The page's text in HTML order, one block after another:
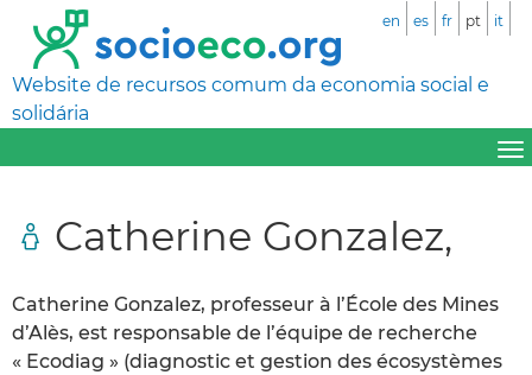
Website de recursos comum da economia social e
solidária
en es fr pt it
Catherine Gonzalez,
Catherine Gonzalez, professeur à l’École des Mines
d’Alès, est responsable de l’équipe de recherche
« Ecodiag » (diagnostic et gestion des écosystèmes